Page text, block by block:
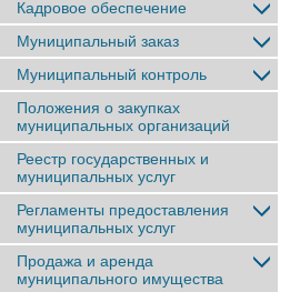
Кадровое обеспечение
Муниципальный заказ
Муниципальный контроль
Положения о закупках
муниципальных организаций
Реестр государственных и
муниципальных услуг
Регламенты предоставления
муниципальных услуг
Продажа и аренда
муниципального имущества